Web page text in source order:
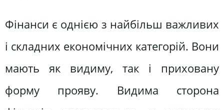
Фінанси є однією з найбільш важливих
і складних економічних категорій. Вони
мають як видиму, так і приховану
форму прояву. Видима сторона